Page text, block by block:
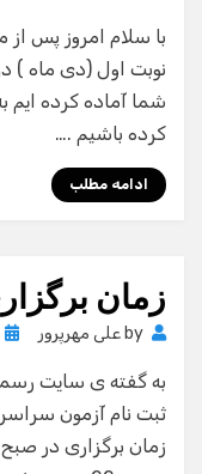
با سلام امروز پس
نوبت اول (دی ماه )
شما آماده کرده ایم
کرده باشیم .…
ادامه مطلب
زمان
by علی مهرپرور
به گفته ی سایت